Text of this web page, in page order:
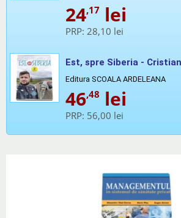
24,17 lei
PRP: 28,10 lei
Est, spre Siberia -
Editura SCOALA ARDELEANA
46,48 lei
PRP: 56,00 lei